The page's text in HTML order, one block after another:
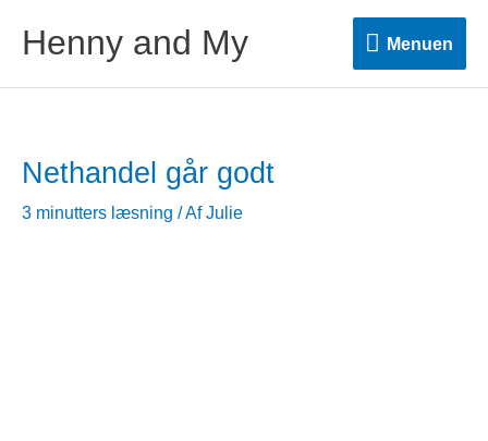
Henny and My Menuen
Menuen
Nethandel går godt
3 minutters læsning / AfJulie